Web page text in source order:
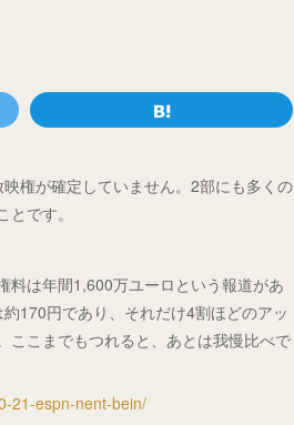
権が確定していません。2部にも多くの
です。
料は年間1,600万ユーロという報道があ
170円であり、それだけ4割ほどのアッ
ここまでもつれると、あとは我慢比べで
21-espn-nent-bein/